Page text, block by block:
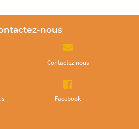
nous
Contactez nous
Facebook